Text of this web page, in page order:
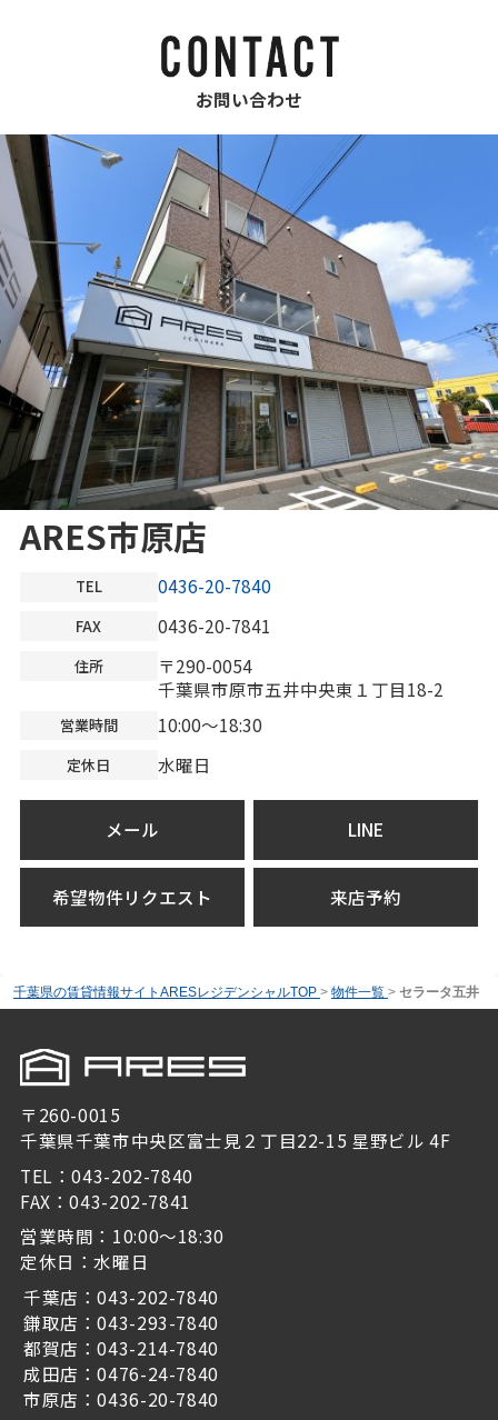
お問い合わせ
ARES市原店
TEL 0436-20-7840
FAX 0436-20-7841
住所
〒290-0054
千葉県市原市五井中央東１丁目18-2
営業時間 10:00～18:30
定休日 水曜日
メール LINE
希望物件リクエスト 来店予約
千葉県の賃貸情報サイトARESレジデンシャルTOP > 物件一覧 > セラータ五井
〒260-0015
千葉県千葉市中央区富士見２丁目22-15 星野ビル 4F
TEL：043-202-7840
FAX：043-202-7841
営業時間：10:00～18:30
定休日：水曜日
千葉店：043-202-7840
鎌取店：043-293-7840
都賀店：043-214-7840
成田店：0476-24-7840
市原店：0436-20-7840